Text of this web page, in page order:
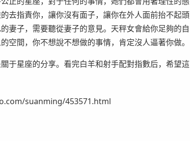
去指責你，讓你沒有面子，讓你在外人面前抬不起頭
妻子，需要聽從妻子的意見。天秤女會給你足夠的自
空間，你不想說不想做的事情，肯定沒人逼著你做。
于星座的分享。看完白羊和射手配對指數后，希望這
suanming/453571.html